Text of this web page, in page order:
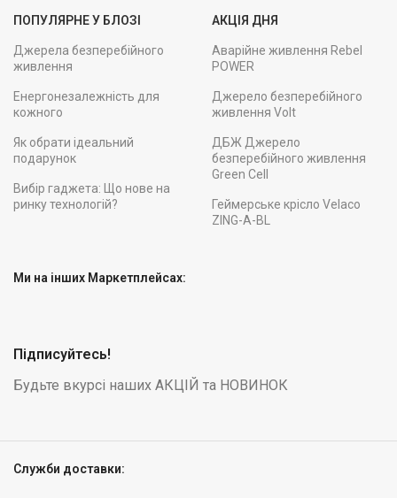
ПОПУЛЯРНЕ У БЛОЗІ
Джерела безперебійного
живлення
Енергонезалежність для
кожного
Як обрати ідеальний
подарунок
Вибір гаджета: Що нове на
ринку технологій?
АКЦІЯ ДНЯ
Аварійне живлення Rebel
POWER
Джерело безперебійного
живлення Volt
ДБЖ Джерело
безперебійного живлення
Green Cell
Геймерське крісло Velaco
ZING-A-BL
Ми на інших Маркетплейсах:
Підписуйтесь!
Будьте вкурсі наших АКЦІЙ та НОВИНОК
Служби доставки: